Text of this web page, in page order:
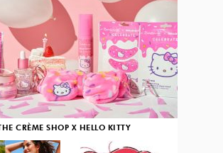
THE CRÈME SHOP X HELLO KITTY